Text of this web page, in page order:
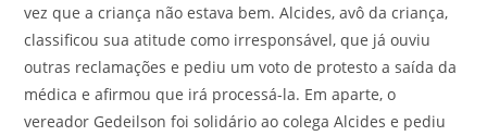
vez que a criança não estava bem. Alcides, avô da criança,
classificou sua atitude como irresponsável, que já ouviu
outras reclamações e pediu um voto de protesto a saída da
médica e afirmou que irá processá-la. Em aparte, o
vereador Gedeilson foi solidário ao colega Alcides e pediu